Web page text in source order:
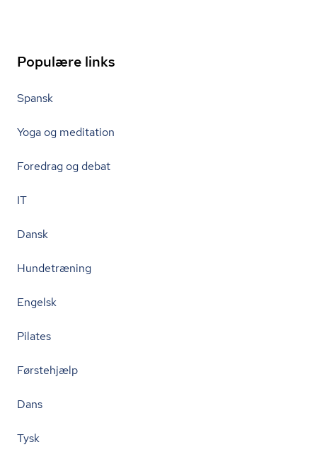
Populære links
Spansk
Yoga og meditation
Foredrag og debat
IT
Dansk
Hundetræning
Engelsk
Pilates
Førstehjælp
Dans
Tysk